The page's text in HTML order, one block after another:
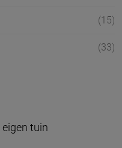
(15)
(33)
tuin